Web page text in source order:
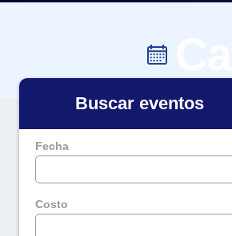
Buscar eventos
Fecha
Costo